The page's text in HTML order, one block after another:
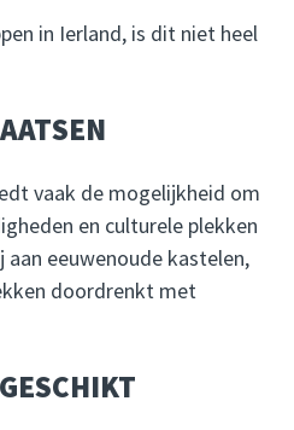
in Ierland, is dit niet heel
vaak de mogelijkheid om
en culturele plekken
aan eeuwenoude kastelen,
doordrenkt met